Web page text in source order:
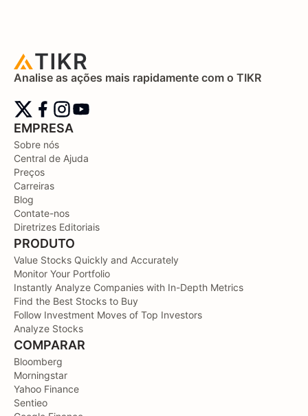
Analise as ações mais rapidamente com o TIKR
EMPRESA
Sobre nós
Central de Ajuda
Preços
Carreiras
Blog
Contate-nos
Diretrizes Editoriais
PRODUTO
Value Stocks Quickly and Accurately
Monitor Your Portfolio
Instantly Analyze Companies with In-Depth Metrics
Find the Best Stocks to Buy
Follow Investment Moves of Top Investors
Analyze Stocks
COMPARAR
Bloomberg
Morningstar
Yahoo Finance
Sentieo